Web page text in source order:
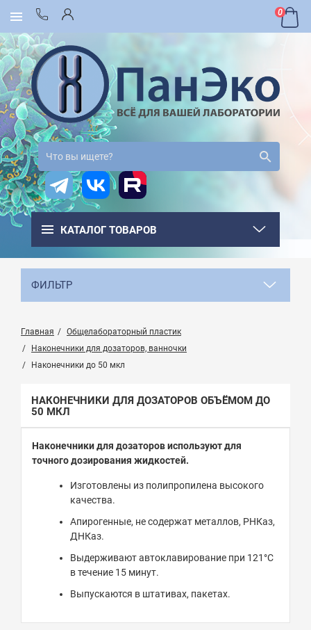
0
КАТАЛОГ ТОВАРОВ
ФИЛЬТР
Главная
Общелабораторный пластик
Наконечники для дозаторов, ванночки
Наконечники до 50 мкл
НАКОНЕЧНИКИ ДЛЯ ДОЗАТОРОВ ОБЪЁМОМ ДО
50 МКЛ
Наконечники для дозаторов используют для
точного дозирования жидкостей.
Изготовлены из полипропилена высокого
качества.
Апирогенные, не содержат металлов, РНКаз,
ДНКаз.
Выдерживают автоклавирование при 121°С
в течение 15 минут.
Выпускаются в штативах, пакетах.